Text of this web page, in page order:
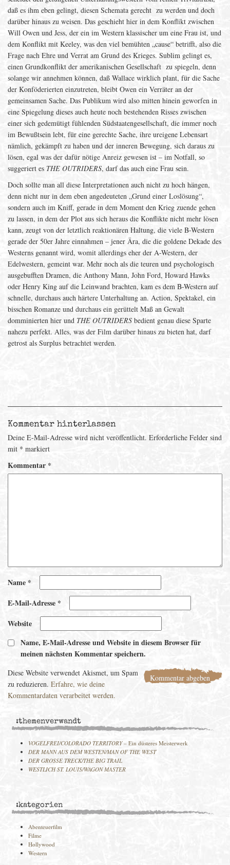
daß es ihm eben gelingt, diesen Schemata gerecht zu werden und doch
darüber hinaus zu weisen. Das geschieht hier in dem Konflikt zwischen
Will Owen und Jess, der ein im Western klassischer um eine Frau ist, und
dem Konflikt mit Keeley, was den viel bemühten „cause“ betrifft, also die
Frage nach Ehre und Verrat am Grund des Krieges. Sublim gelingt es,
einen Grundkonflikt der amerikanischen Gesellschaft zu spiegeln, denn
solange wir annehmen können, daß Wallace wirklich plant, für die Sache
der Konföderierten einzutreten, bleibt Owen ein Verräter an der
gemeinsamen Sache. Das Publikum wird also mitten hinein geworfen in
eine Spiegelung dieses auch heute noch bestehenden Risses zwischen
einer sich gedemütigt fühlenden Südstaatengesellschaft, die immer noch
im Bewußtsein lebt, für eine gerechte Sache, ihre ureigene Lebensart
nämlich, gekämpft zu haben und der inneren Bewegung, sich daraus zu
lösen, egal was der dafür nötige Anreiz gewesen ist – im Notfall, so
suggeriert es THE OUTRIDERS, darf das auch eine Frau sein.
Doch sollte man all diese Interpretationen auch nicht zu hoch hängen,
denn nicht nur in dem eben angedeuteten „Grund einer Loslösung“,
sondern auch im Kniff, gerade in dem Moment den Krieg zuende gehen
zu lassen, in dem der Plot aus sich heraus die Konflikte nicht mehr lösen
kann, zeugt von der letztlich reaktionären Haltung, die viele B-Western
gerade der 50er Jahre einnahmen – jener Ära, die die goldene Dekade des
Westerns genannt wird, womit allerdings eher der A-Western, der
Edelwestern, gemeint war. Mehr noch als die teuren und psychologisch
ausgebufften Dramen, die Anthony Mann, John Ford, Howard Hawks
oder Henry King auf die Leinwand brachten, kam es dem B-Western auf
schnelle, durchaus auch härtere Unterhaltung an. Action, Spektakel, ein
bisschen Romanze und durchaus ein gerüttelt Maß an Gewalt
domminierten hier und THE OUTRIDERS bedient genau diese Sparte
nahezu perfekt. Alles, was der Film darüber hinaus zu bieten hat, darf
getrost als Surplus betrachtet werden.
Kommentar hinterlassen
Deine E-Mail-Adresse wird nicht veröffentlicht. Erforderliche Felder sind
mit * markiert
Kommentar *
Name*
E-Mail-Adresse*
Website
Name, E-Mail-Adresse und Website in diesem Browser für
meinen nächsten Kommentar speichern.
Diese Website verwendet Akismet, um Spam
zu reduzieren. Erfahre, wie deine
Kommentardaten verarbeitet werden.
:themenverwandt
VOGELFREI/COLORADO TERRITORY– Ein düsteres Meisterwerk
DER MANN AUS DEM WESTEN/MAN OF THE WEST
DER GROSSE TRECK/THE BIG TRAIL
WESTLICH ST. LOUIS/WAGON MASTER
:kategorien
Abenteuerfilm
Filme
Hollywood
Western